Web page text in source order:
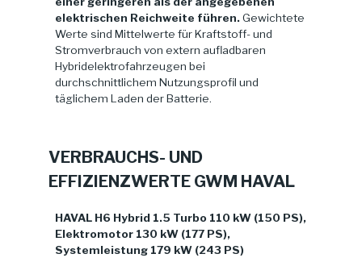
elektrischen Reichweite führen.Gewichtete
Werte sind Mittelwerte für Kraftstoff- und
Stromverbrauch von extern aufladbaren
Hybridelektrofahrzeugen bei
durchschnittlichem Nutzungsprofil und
täglichem Laden der Batterie.
VERBRAUCHS- UND
EFFIZIENZWERTE GWM HAVAL
HAVAL H6 Hybrid 1.5 Turbo 110 kW (150 PS),
Elektromotor 130 kW (177 PS),
Systemleistung 179 kW (243 PS)